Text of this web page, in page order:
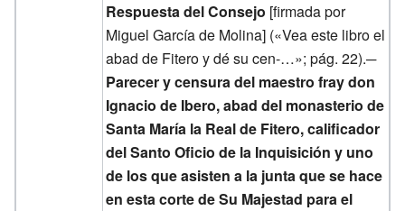
Respuesta del Consejo [firmada por
Miguel García de Molina] («Vea este libro el
abad de Fitero y dé su cen-…»; pág. 22).─
Parecer y censura del maestro fray don
Ignacio de Ibero, abad del monasterio de
Santa María la Real de Fitero, calificador
del Santo Oficio de la Inquisición y uno
de los que asisten a la junta que se hace
en esta corte de Su Majestad para el